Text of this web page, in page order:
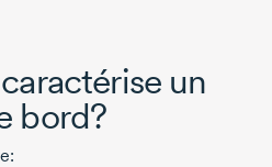
un
bord?